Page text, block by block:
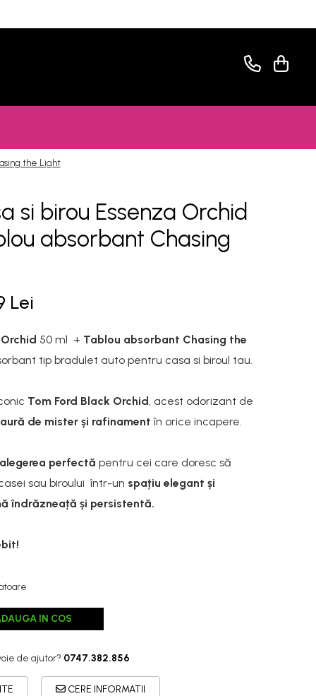
the Light
si birou Essenza Orchid
absorbant Chasing
Lei
Orchid 50 ml + Tablou absorbant Chasing the
tip bradulet auto pentru casa si biroul tau.
Tom Ford Black Orchid, acest odorizant de
de mister și rafinament în orice incapere.
alegerea perfectă pentru cei care doresc să
sau biroului într-un spațiu elegant și
îndrăzneață și persistentă.
IN COS
de ajutor? 0747.382.856
CERE INFORMATII